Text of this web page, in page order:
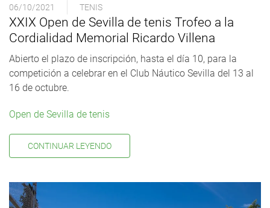
06/10/2021 TENIS
XXIX Open de Sevilla de tenis Trofeo a la
Cordialidad Memorial Ricardo Villena
Abierto el plazo de inscripción, hasta el día 10, para la
competición a celebrar en el Club Náutico Sevilla del 13 al
16 de octubre.
Open de Sevilla de tenis
CONTINUAR LEYENDO